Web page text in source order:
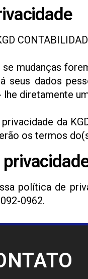
mudanças
seus dados
diretamente
da
os termos
política de
0962.